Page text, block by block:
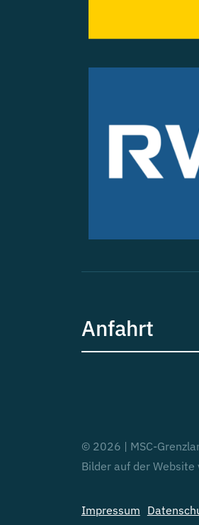
Anfahrt
© 2026 | MSC-
Bilder auf der Website
Impressum